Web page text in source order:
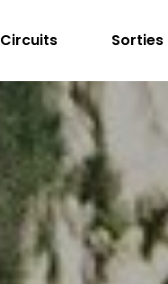
Circuits Sorties